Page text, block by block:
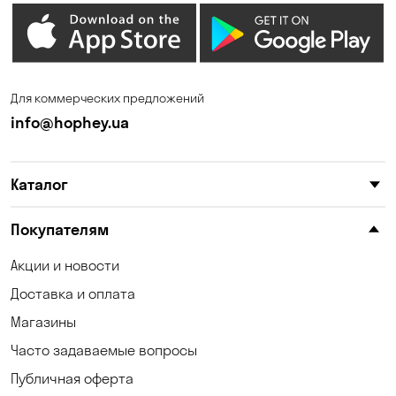
Зазимье Запорожье
Каменные Потоки
Клинцы
Корсунцы
Коцюбинское
Кривой Рог
Для коммерческих предложений
info@hophey.ua
Каталог
Покупателям
Акции и новости
Доставка и оплата
Магазины
Часто задаваемые вопросы
Публичная оферта